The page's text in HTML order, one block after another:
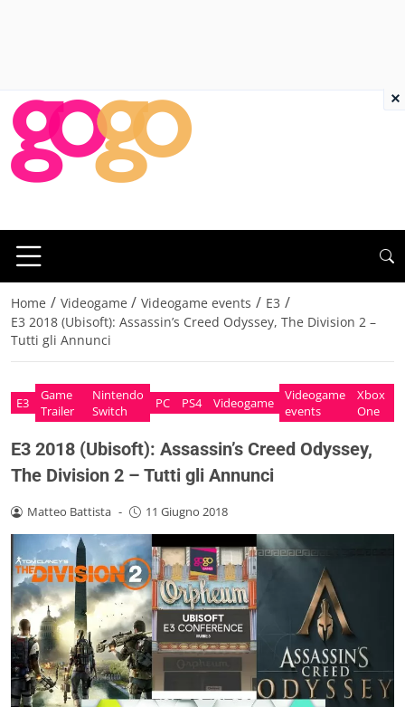
Home / Videogame / Videogame events / E3 /
E3 2018 (Ubisoft): Assassin’s Creed Odyssey, The Division 2 –
Tutti gli Annunci
E3
Game
Trailer
Nintendo
Switch
PC PS4 Videogame
Videogame
events
Xbox
One
E3 2018 (Ubisoft): Assassin’s Creed Odyssey,
The Division 2 – Tutti gli Annunci
Matteo Battista - 11 Giugno 2018
×